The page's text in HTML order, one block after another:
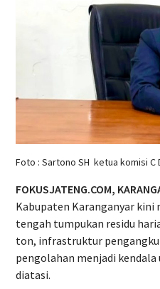
Foto : Sartono SH ketua komisi C
FOKUSJATENG.COM,
Kabupaten Karanganyar kini
tengah tumpukan residu
ton, infrastruktur
pengolahan menjadi kendala
diatasi.